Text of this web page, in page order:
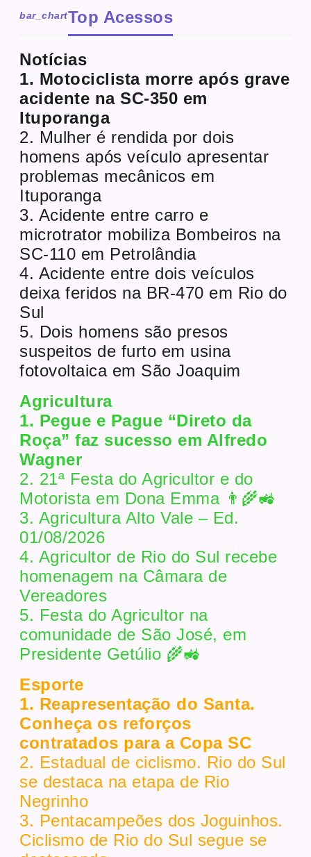
bar_chartTop Acessos
Notícias
1. Motociclista morre após grave
acidente na SC-350 em
Ituporanga
2. Mulher é rendida por dois
homens após veículo apresentar
problemas mecânicos em
Ituporanga
3. Acidente entre carro e
microtrator mobiliza Bombeiros na
SC-110 em Petrolândia
4. Acidente entre dois veículos
deixa feridos na BR-470 em Rio do
Sul
5. Dois homens são presos
suspeitos de furto em usina
fotovoltaica em São Joaquim
Agricultura
1. Pegue e Pague “Direto da
Roça” faz sucesso em Alfredo
Wagner
2. 21ª Festa do Agricultor e do
Motorista em Dona Emma 👨‍🌾🚜
3. Agricultura Alto Vale – Ed.
01/08/2026
4. Agricultor de Rio do Sul recebe
homenagem na Câmara de
Vereadores
5. Festa do Agricultor na
comunidade de São José, em
Presidente Getúlio 🌾🚜
Esporte
1. Reapresentação do Santa.
Conheça os reforços
contratados para a Copa SC
2. Estadual de ciclismo. Rio do Sul
se destaca na etapa de Rio
Negrinho
3. Pentacampeões dos Joguinhos.
Ciclismo de Rio do Sul segue se